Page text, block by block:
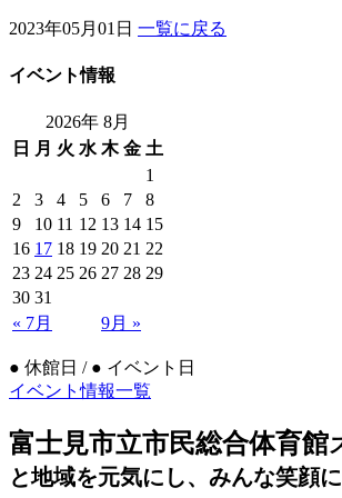
2023年05月01日 一覧に戻る
イベント情報
2026年 8月
日
月 火 水 木 金 土
1
2
3 4 5 6 7
8
9
10 11 12 13 14 15
16 17 18 19 20 21 22
23 24 25 26 27 28 29
30 31
« 7月
9月 »
● 休館日 / ● イベント日
イベント情報一覧
富士見市立市民総合体育館
と地域を元気にし、みんな笑顔